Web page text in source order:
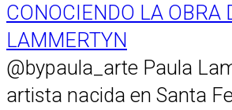
CONOCIENDO LA OBRA
LAMMERTYN
@bypaula_arte Paula
artista nacida en Santa